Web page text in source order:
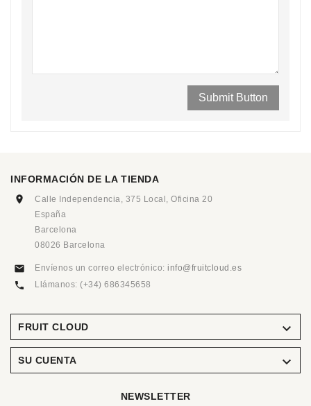
INFORMACIÓN DE LA TIENDA
Calle Independencia, 375 Local, Oficina 20
España
Barcelona
08026 Barcelona
Envíenos un correo electrónico: info@fruitcloud.es
Llámanos: (+34) 686345658
FRUIT CLOUD 
SU CUENTA 
NEWSLETTER